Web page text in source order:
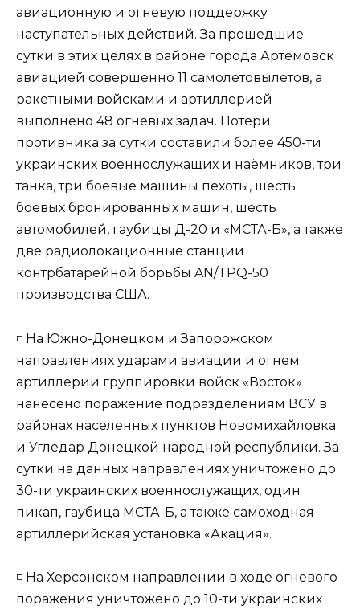
авиационную и огневую поддержку
наступательных действий. За прошедшие
сутки в этих целях в районе города Артемовск
авиацией совершенно 11 самолетовылетов, а
ракетными войсками и артиллерией
выполнено 48 огневых задач. Потери
противника за сутки составили более 450-ти
украинских военнослужащих и наёмников, три
танка, три боевые машины пехоты, шесть
боевых бронированных машин, шесть
автомобилей, гаубицы Д-20 и «МСТА-Б», а также
две радиолокационные станции
контрбатарейной борьбы AN/TPQ-50
производства США.
◽️ На Южно-Донецком и Запорожском
направлениях ударами авиации и огнем
артиллерии группировки войск «Восток»
нанесено поражение подразделениям ВСУ в
районах населенных пунктов Новомихайловка
и Угледар Донецкой народной республики. За
сутки на данных направлениях уничтожено до
30-ти украинских военнослужащих, один
пикап, гаубица МСТА-Б, а также самоходная
артиллерийская установка «Акация».
◽️ На Херсонском направлении в ходе огневого
поражения уничтожено до 10-ти украинских